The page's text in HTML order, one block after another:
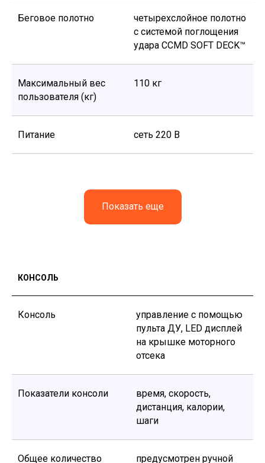
Беговое полотно
четырехслойное полотно
с системой поглощения
удара CCMD SOFT DECK™
Максимальный вес
пользователя (кг)
110 кг
Питание сеть 220 В
Показать еще
КОНСОЛЬ
Консоль
управление с помощью
пульта ДУ, LED дисплей
на крышке моторного
отсека
Показатели консоли
время, скорость,
дистанция, калории,
шаги
Общее количество предусмотрен ручной